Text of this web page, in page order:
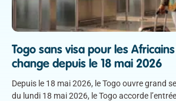
Togo sans visa pour les
change depuis le 18 mai 2026
Depuis le 18 mai 2026, le Togo ouvre grand
du lundi 18 mai 2026, le Togo accorde